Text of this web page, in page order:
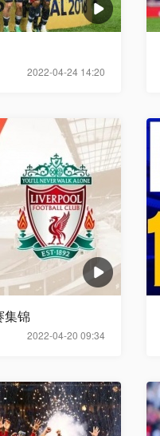
2022-04-24 14:20
2022-04-20 09:34
集锦